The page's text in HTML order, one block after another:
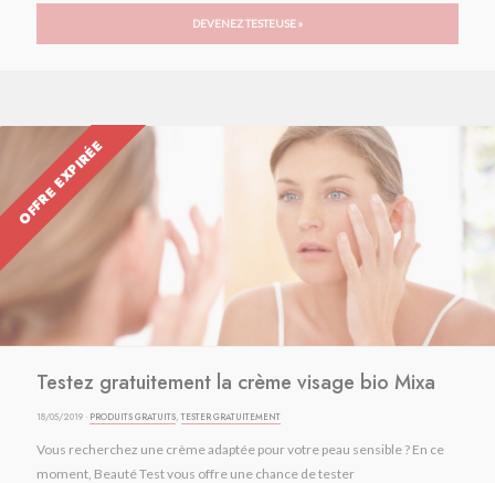
DEVENEZ TESTEUSE »
OFFRE EXPIRÉE
Testez gratuitement la crème visage bio Mixa
18/05/2019 · PRODUITS GRATUITS,TESTER GRATUITEMENT
Vous recherchez une crème adaptée pour votre peau sensible ? En ce
moment, Beauté Test vous offre une chance de tester